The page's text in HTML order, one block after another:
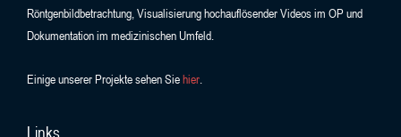
Röntgenbildbetrachtung, Visualisierung hochauflösender Videos im OP und
Dokumentation im medizinischen Umfeld.
Einige unserer Projekte sehen Siehier
Links